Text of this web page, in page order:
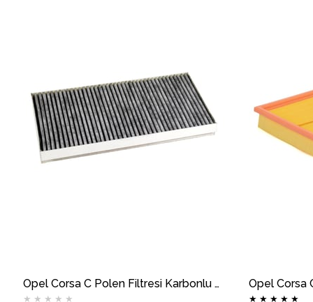
Opel Corsa C Polen Filtresi Karbonlu MOTOCAR
★ ★ ★ ★ ★
★ ★ ★ ★ ★